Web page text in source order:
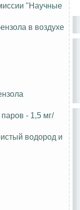
"Научные
в воздухе
- 1,5 мг/
водород и